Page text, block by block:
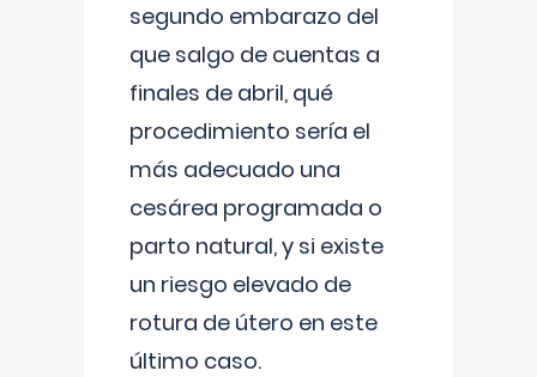
segundo embarazo del
que salgo de cuentas a
finales de abril, qué
procedimiento sería el
más adecuado una
cesárea programada o
parto natural, y si existe
un riesgo elevado de
rotura de útero en este
último caso.